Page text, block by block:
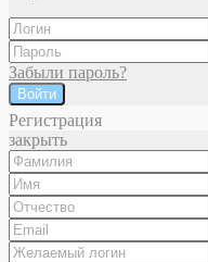
Забыли пароль?
Войти
Регистрация
закрыть